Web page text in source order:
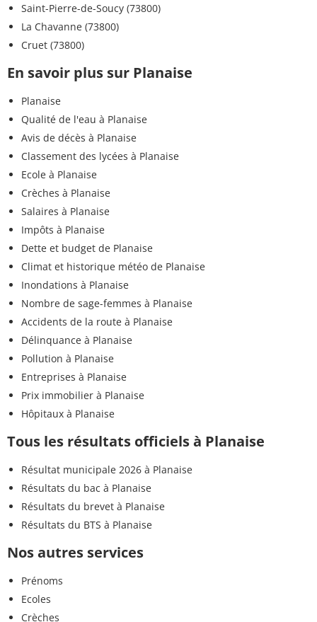
Saint-Pierre-de-Soucy (73800)
La Chavanne (73800)
Cruet (73800)
En savoir plus sur Planaise
Planaise
Qualité de l'eau à Planaise
Avis de décès à Planaise
Classement des lycées à Planaise
Ecole à Planaise
Crèches à Planaise
Salaires à Planaise
Impôts à Planaise
Dette et budget de Planaise
Climat et historique météo de Planaise
Inondations à Planaise
Nombre de sage-femmes à Planaise
Accidents de la route à Planaise
Délinquance à Planaise
Pollution à Planaise
Entreprises à Planaise
Prix immobilier à Planaise
Hôpitaux à Planaise
Tous les résultats officiels à Planaise
Résultat municipale 2026 à Planaise
Résultats du bac à Planaise
Résultats du brevet à Planaise
Résultats du BTS à Planaise
Nos autres services
Prénoms
Ecoles
Crèches